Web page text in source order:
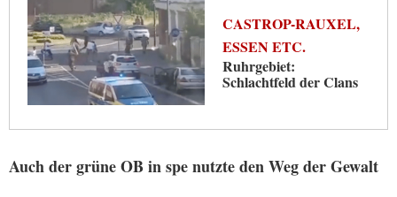
CASTROP-RAUXEL,
ESSEN ETC.
Ruhrgebiet:
Schlachtfeld der Clans
Auch der grüne OB in spe nutzte den Weg der Gewalt